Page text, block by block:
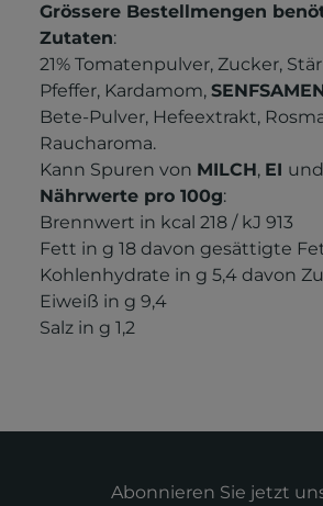
Grössere Bestellmengen
Zutaten:
21% Tomatenpulver, Zucker,
Pfeffer, Kardamom,
Bete-Pulver, Hefeextrakt,
Raucharoma.
Kann Spuren von MILCH, EI und
Nährwerte pro 100g:
Brennwert in kcal 218 / kJ 913
Fett in g 18 davon gesättigte
Kohlenhydrate in g 5,4 davon
Eiweiß in g 9,4
Salz in g 1,2
Abonnieren Sie jetzt